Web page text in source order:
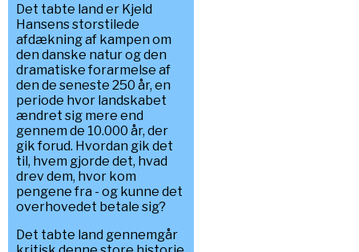
Det tabte land er Kjeld
Hansens storstilede
afdækning af kampen om
den danske natur og den
dramatiske forarmelse af
den de seneste 250 år, en
periode hvor landskabet
ændret sig mere end
gennem de 10.000 år, der
gik forud. Hvordan gik det
til, hvem gjorde det, hvad
drev dem, hvor kom
pengene fra - og kunne det
overhovedet betale sig?
Det tabte land gennemgår